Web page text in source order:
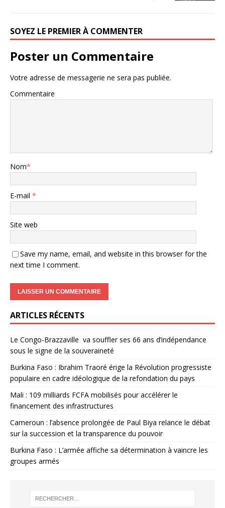
SOYEZ LE PREMIER À COMMENTER
Poster un Commentaire
Votre adresse de messagerie ne sera pas publiée.
Commentaire
Nom*
E-mail *
Site web
Save my name, email, and website in this browser for the
next time I comment.
ARTICLES RÉCENTS
Le Congo-Brazzaville va souffler ses 66 ans d’indépendance
sous le signe de la souveraineté
Burkina Faso : Ibrahim Traoré érige la Révolution progressiste
populaire en cadre idéologique de la refondation du pays
Mali : 109 milliards FCFA mobilisés pour accélérer le
financement des infrastructures
Cameroun : l’absence prolongée de Paul Biya relance le débat
sur la succession et la transparence du pouvoir
Burkina Faso : L’armée affiche sa détermination à vaincre les
groupes armés